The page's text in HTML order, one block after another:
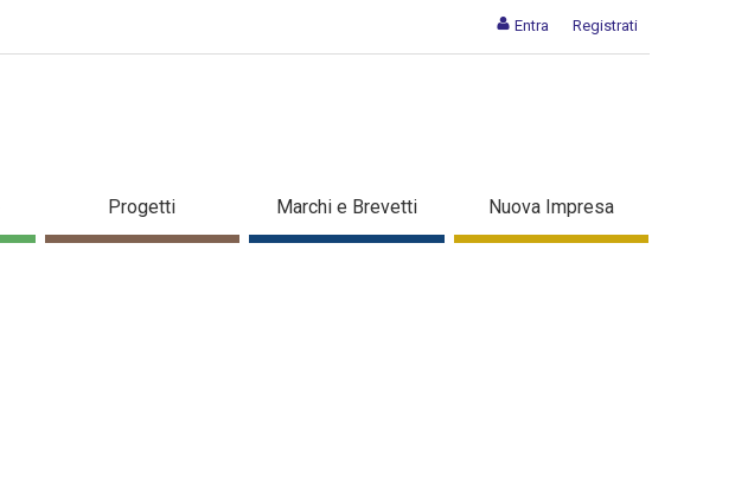
Entra Registrati
Progetti Marchi e Brevetti Nuova Impresa